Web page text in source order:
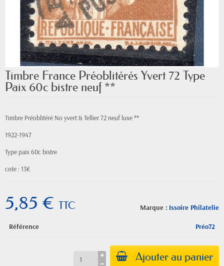
Timbre France Préoblitérés Yvert 72 Type
Paix 60c bistre neuf **
Timbre Préoblitéré No yvert & Tellier 72 neuf luxe **
1922-1947
Type paix 60c bistre
cote : 13€
Marque : Issoire Philatelie
5,85 € TTC
Référence Préo72
Ajouter au panier